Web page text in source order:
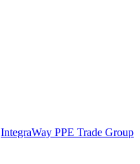
IntegraWay PPE Trade Group